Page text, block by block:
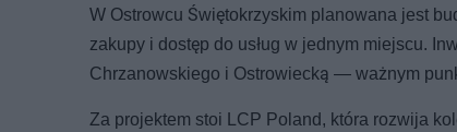
W Ostrowcu Świętokrzyskim planowana jest
zakupy i dostęp do usług w jednym miejscu.
Chrzanowskiego i Ostrowiecką — ważnym
Za projektem stoi LCP Poland, która rozwija